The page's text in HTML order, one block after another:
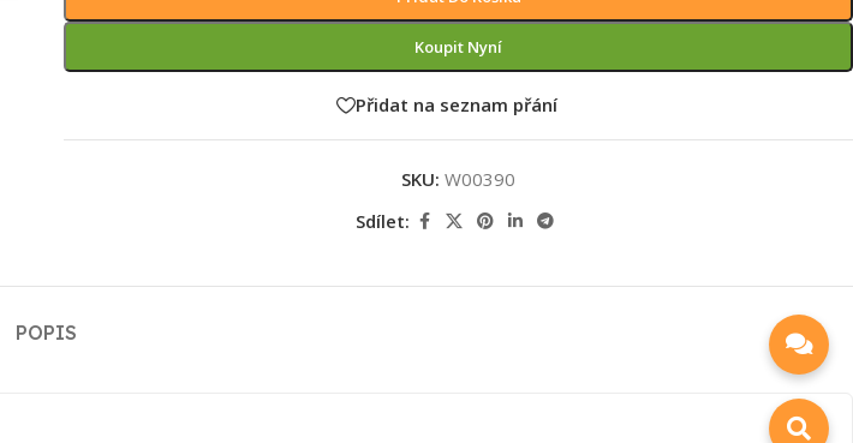
Koupit Nyní
Přidat na seznam přání
SKU: W00390
Sdílet:
POPIS